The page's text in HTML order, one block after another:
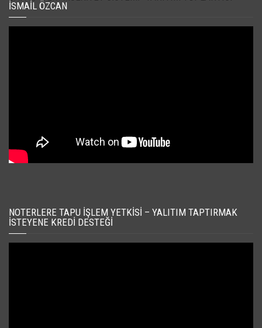
İSMAIL ÖZCAN
NOTERLERE TAPU İŞLEM YETKISI – YALITIM TAPTIRMAK
İSTEYENE KREDI DESTEĞI